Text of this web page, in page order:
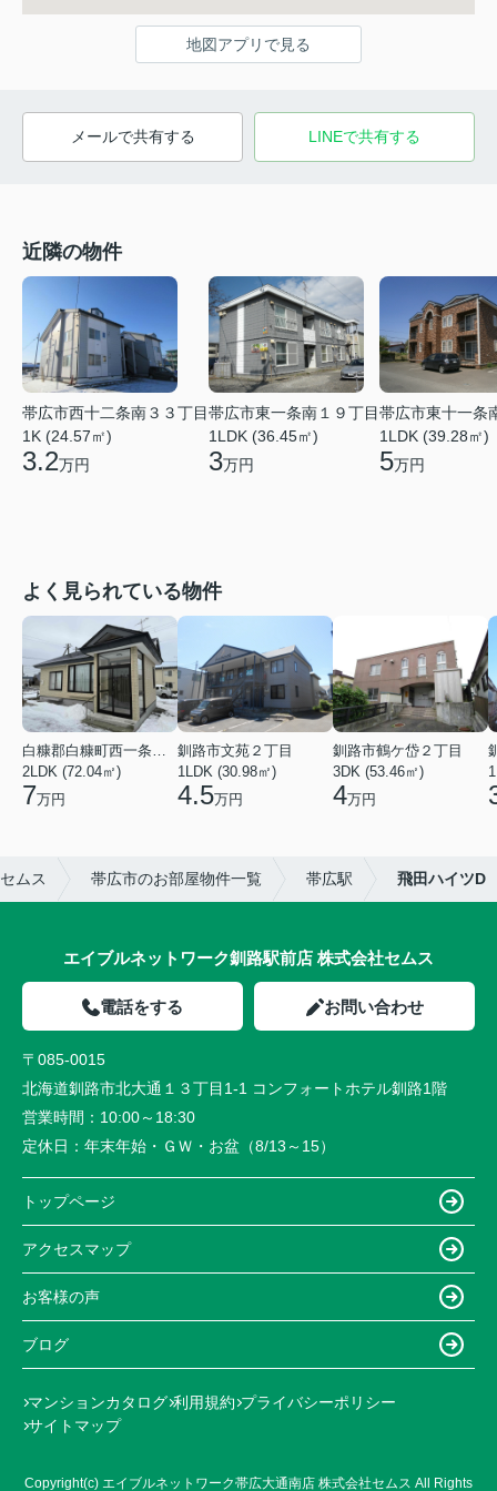
地図アプリで見る
メールで共有する LINEで共有する
近隣の物件
帯広市西十二条南３３丁目
1K (24.57㎡)
3.2万円
帯広市東一条南１９丁目
1LDK (36.45㎡)
3万円
帯広市東十一条
1LDK (39.28㎡)
5万円
よく見られている物件
白糠郡白糠町西一条南４丁目
2LDK (72.04㎡)
7万円
釧路市文苑２丁目
1LDK (30.98㎡)
4.5万円
釧路市鶴ケ岱２丁目
3DK (53.46㎡)
4万円
ムス 帯広市のお部屋物件一覧 帯広駅 飛田ハイツD
エイブルネットワーク釧路駅前店 株式会社セムス
電話をする お問い合わせ
〒085-0015
北海道釧路市北大通１３丁目1-1 コンフォートホテル釧路1階
営業時間： 10:00～18:30
定休日： 年末年始・ＧＷ・お盆（8/13～15）
トップページ
アクセスマップ
お客様の声
ブログ
マンションカタログ 利用規約 プライバシーポリシー
サイトマップ
Copyright(c) エイブルネットワーク帯広大通南店 株式会社セムス All Rights